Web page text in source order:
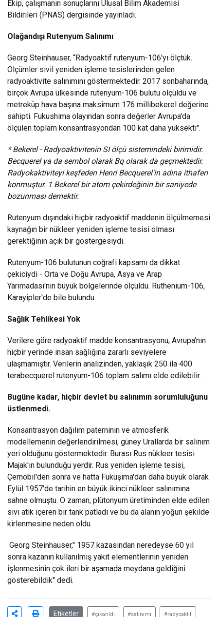
Ekip, çalışmanın sonuçlarını Ulusal Bilim Akademisi
Bildirileri (PNAS) dergisinde yayınladı.
Olağandışı Rutenyum Salınımı
Georg Steinhauser, “Radyoaktif rutenyum-106'yı ölçtük.
Ölçümler sivil yeniden işleme tesislerinden gelen
radyoaktivite salınımını göstermektedir. 2017 sonbaharında,
birçok Avrupa ülkesinde rutenyum-106 bulutu ölçüldü ve
metreküp hava başına maksimum 176 millibekerel değerine
sahipti. Fukushima olayından sonra değerler Avrupa'da
ölçülen toplam konsantrasyondan 100 kat daha yüksekti".
* Bekerel - Radyoaktivitenin SI ölçü sistemindeki birimidir.
Becquerel ya da sembol olarak Bq olarak da geçmektedir.
Radyokaktiviteyi keşfeden Henri Becquerel'in adına ithafen
konmuştur. 1 Bekerel bir atom çekirdeğinin bir saniyede
bozunması demektir.
Rutenyum dışındaki hiçbir radyoaktif maddenin ölçülmemesi
kaynağın bir nükleer yeniden işleme tesisi olması
gerektiğinin açık bir göstergesiydi.
Rutenyum-106 bulutunun coğrafi kapsamı da dikkat
çekiciydi - Orta ve Doğu Avrupa, Asya ve Arap
Yarımadası'nın büyük bölgelerinde ölçüldü. Ruthenium-106,
Karayipler'de bile bulundu.
Sağlık Tehlikesi Yok
Verilere göre radyoaktif madde konsantrasyonu, Avrupa'nın
hiçbir yerinde insan sağlığına zararlı seviyelere
ulaşmamıştır. Verilerin analizinden, yaklaşık 250 ila 400
terabecquerel rutenyum-106 toplam salımı elde edilebilir.
Bugüne kadar, hiçbir devlet bu salınımın sorumluluğunu
üstlenmedi.
Konsantrasyon dağılım paterninin ve atmosferik
modellemenin değerlendirilmesi, güney Urallarda bir salınım
yeri olduğunu göstermektedir. Burası Rus nükleer tesisi
Majak'ın bulunduğu yerdir. Rus yeniden işleme tesisi,
Çernobil'den sonra ve hatta Fukuşima'dan daha büyük olarak
Eylül 1957'de tarihin en büyük ikinci nükleer salınımına
sahne olmuştu. O zaman, plütonyum üretiminden elde edilen
sıvı atık içeren bir tank patladı ve bu da alanın yoğun şekilde
kirlenmesine neden oldu.
Georg Steinhauser," 1957 kazasından neredeyse 60 yıl
sonra kazanın kullanılmış yakıt elementlerinin yeniden
işlenmesinin çok ileri bir aşamada meydana geldiğini
gösterebildik" dedi.
Etiketler #çıkarıldı #salınımı #radyoaktif